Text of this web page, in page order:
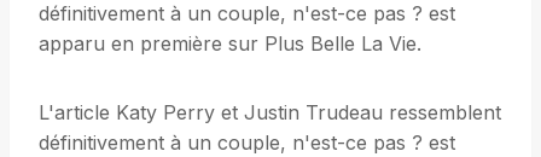
définitivement à un couple, n'est-ce pas ? est
apparu en première sur Plus Belle La Vie.
L'article Katy Perry et Justin Trudeau ressemblent
définitivement à un couple, n'est-ce pas ? est